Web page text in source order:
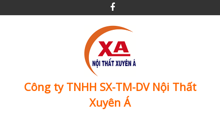
Công ty TNHH SX-TM-DV Nội Thất
Xuyên Á